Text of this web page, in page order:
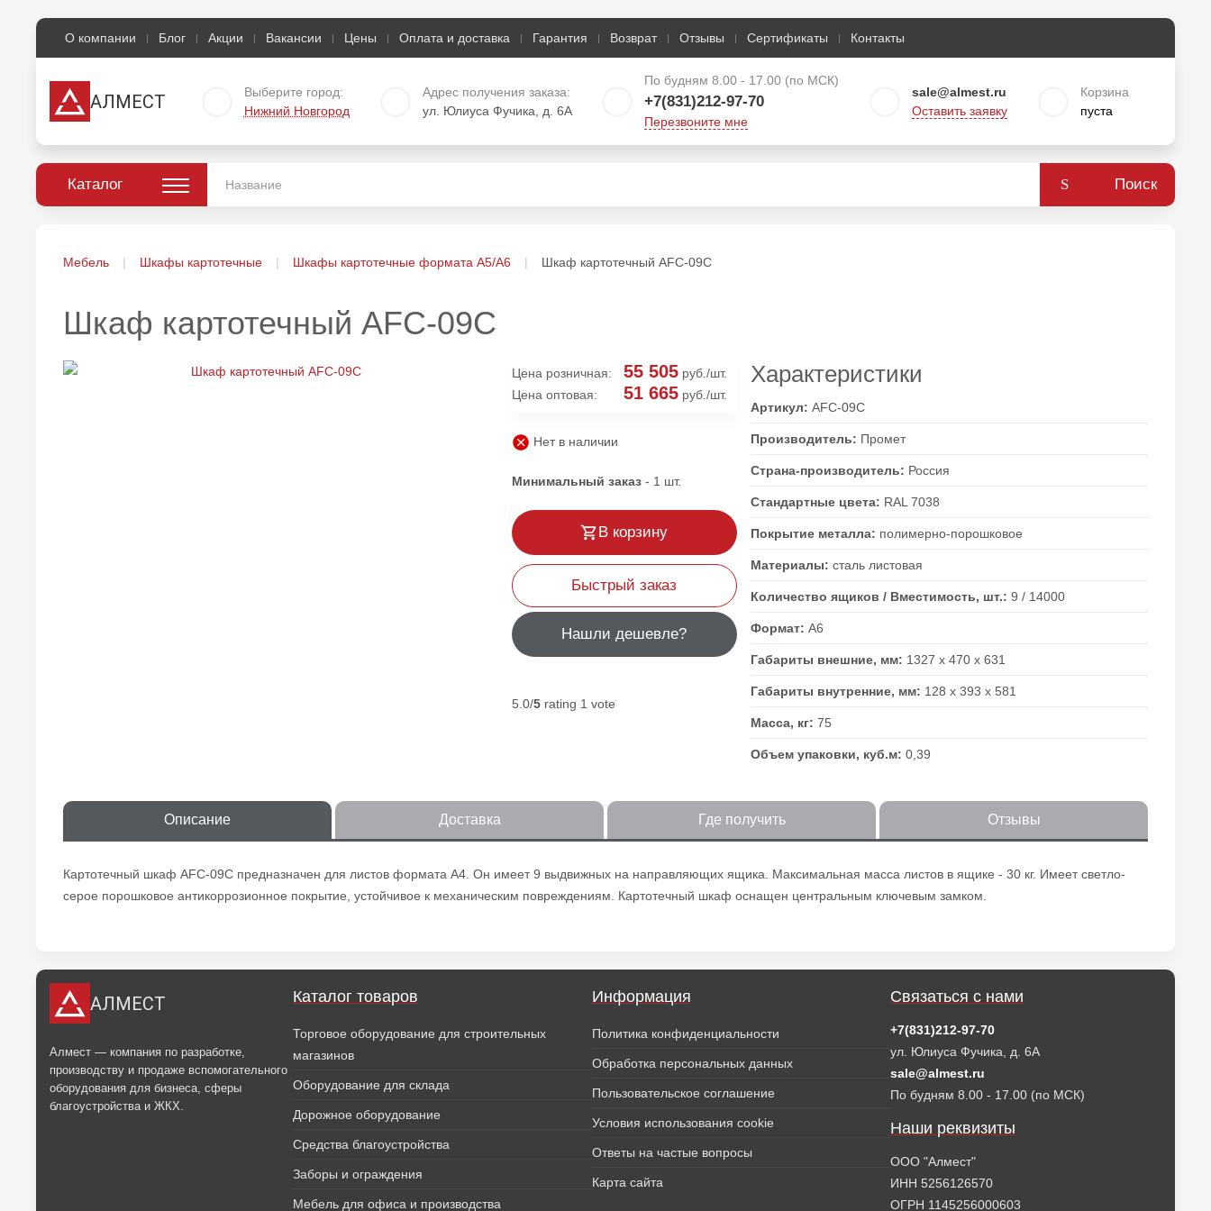
О компании Блог Акции Вакансии Цены Оплата и доставка Гарантия Возврат Отзывы Сертификаты Контакты
АЛМЕСТ
Выберите город:
Нижний Новгород
Адрес получения заказа:
ул. Юлиуса Фучика, д. 6А
По будням 8.00 - 17.00 (по МСК)
+7(831)212-97-70
Перезвоните мне
sale@almest.ru
Оставить заявку
Корзина
пуста
Каталог Поиск
Мебель Шкафы картотечные Шкафы картотечные формата А5/А6 Шкаф картотечный AFC-09C
Шкаф картотечный AFC-09C
Цена розничная: 55 505руб./шт.
Цена оптовая:
51 665руб./шт.
Нет в наличии
Минимальный заказ- 1 шт.
В корзину
Быстрый заказ
Нашли дешевле?
5.0/5rating 1 vote
Характеристики
Артикул: AFC-09C
Производитель: Промет
Страна-производитель: Россия
Стандартные цвета: RAL 7038
Покрытие металла: полимерно-порошковое
Материалы: сталь листовая
Количество ящиков / Вместимость, шт.: 9 / 14000
Формат: A6
Габариты внешние, мм: 1327 х 470 х 631
Габариты внутренние, мм: 128 х 393 х 581
Масса, кг: 75
Объем упаковки, куб.м: 0,39
Описание Доставка Где получить Отзывы
Картотечный шкаф AFC-09C предназначен для листов формата А4. Он имеет 9 выдвижных на направляющих ящика. Максимальная масса листов в ящике - 30 кг. Имеет светло-
серое порошковое антикоррозионное покрытие, устойчивое к механическим повреждениям. Картотечный шкаф оснащен центральным ключевым замком.
АЛМЕСТ
Алмест — компания по разработке,
производству и продаже вспомогательного
оборудования для бизнеса, сферы
благоустройства и ЖКХ.
Каталог товаров
Торговое оборудование для строительных
магазинов
Оборудование для склада
Дорожное оборудование
Средства благоустройства
Заборы и ограждения
Мебель для офиса и производства
Информация
Политика конфиденциальности
Обработка персональных данных
Пользовательское соглашение
Условия использования cookie
Ответы на частые вопросы
Карта сайта
Связаться с нами
+7(831)212-97-70
ул. Юлиуса Фучика, д. 6А
sale@almest.ru
По будням 8.00 - 17.00 (по МСК)
Наши реквизиты
ООО "Алмест"
ИНН 5256126570
ОГРН 1145256000603